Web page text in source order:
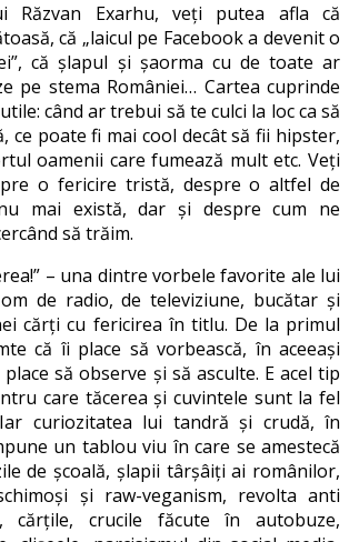
Răzvan Exarhu, veți putea afla că
că „laicul pe Facebook a devenit o
că șlapul și șaorma cu de toate ar
pe stema României… Cartea cuprinde
când ar trebui să te culci la loc ca să
ce poate fi mai cool decât să fii hipster,
oamenii care fumează mult etc. Veți
o fericire tristă, despre o altfel de
mai există, dar şi despre cum ne
să trăim.
– una dintre vorbele favorite ale lui
de radio, de televiziune, bucătar şi
cărţi cu fericirea în titlu. De la primul
că îi place să vorbească, în aceeaşi
să observe şi să asculte. E acel tip
care tăcerea şi cuvintele sunt la fel
curiozitatea lui tandră şi crudă, în
un tablou viu în care se amestecă
de şcoală, şlapii târşâiţi ai românilor,
şi raw-veganism, revolta anti
cărţile, crucile făcute în autobuze,